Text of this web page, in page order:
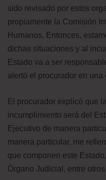
sido revisado por estos
propiamente la Comisión
Humanos. Entonces,
dichas situaciones y al
Estado va a ser
alertó el procurador en
El procurador explicó que
incumplimiento será del
Ejecutivo de manera
manera particular, me
que componen este
Órgano Judicial, entre otros